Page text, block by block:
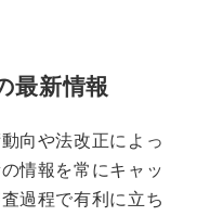
最新情報
向や法改正によっ
情報を常にキャッ
過程で有利に立ち